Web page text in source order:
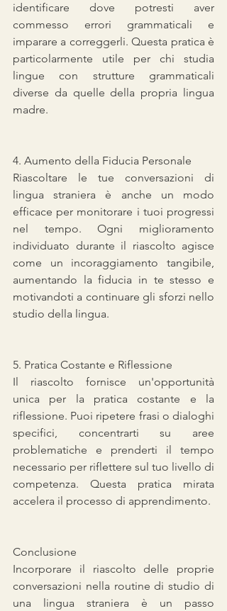
identificare dove potresti aver
commesso errori grammaticali e
imparare a correggerli. Questa pratica è
particolarmente utile per chi studia
lingue con strutture grammaticali
diverse da quelle della propria lingua
madre.
4. Aumento della Fiducia Personale
Riascoltare le tue conversazioni di
lingua straniera è anche un modo
efficace per monitorare i tuoi progressi
nel tempo. Ogni miglioramento
individuato durante il riascolto agisce
come un incoraggiamento tangibile,
aumentando la fiducia in te stesso e
motivandoti a continuare gli sforzi nello
studio della lingua.
5. Pratica Costante e Riflessione
Il riascolto fornisce un'opportunità
unica per la pratica costante e la
riflessione. Puoi ripetere frasi o dialoghi
specifici, concentrarti su aree
problematiche e prenderti il tempo
necessario per riflettere sul tuo livello di
competenza. Questa pratica mirata
accelera il processo di apprendimento.
Conclusione
Incorporare il riascolto delle proprie
conversazioni nella routine di studio di
una lingua straniera è un passo